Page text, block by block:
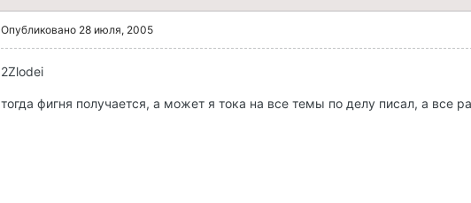
Опубликовано 28 июля, 2005
2Zlodei
тогда фигня получается, а может я тока на все темы по делу писал, а все